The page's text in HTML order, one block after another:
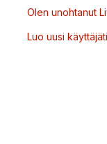
Olen unohtanut
Luo uusi